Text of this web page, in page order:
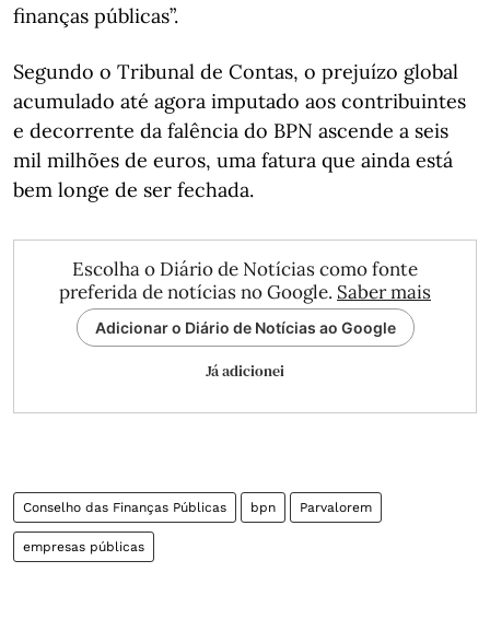
finanças públicas”.
Segundo o Tribunal de Contas, o prejuízo global
acumulado até agora imputado aos contribuintes
e decorrente da falência do BPN ascende a seis
mil milhões de euros, uma fatura que ainda está
bem longe de ser fechada.
Escolha o Diário de Notícias como fonte
preferida de notícias no Google. Saber mais
Adicionar o Diário de Notícias ao Google
Já adicionei
Conselho das Finanças Públicas bpn Parvalorem
empresas públicas